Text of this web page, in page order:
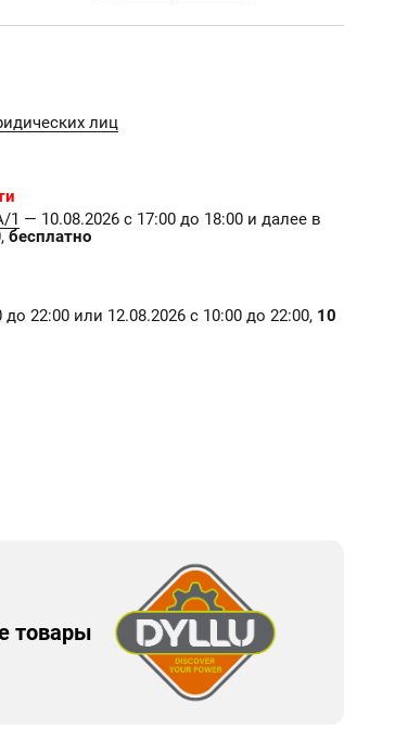
лиц
1 — 10.08.2026 с 17:00 до 18:00 и далее в
бесплатно
22:00 или 12.08.2026 с 10:00 до 22:00, 10
товары